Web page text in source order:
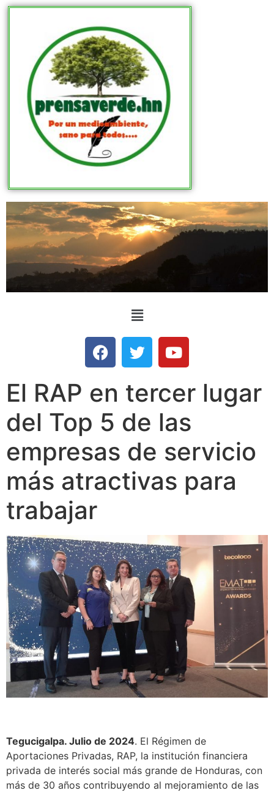
El RAP en tercer lugar
del Top 5 de las
empresas de servicio
más atractivas para
trabajar
Tegucigalpa. Julio de 2024. El Régimen de
Aportaciones Privadas, RAP, la institución financiera
privada de interés social más grande de Honduras, con
más de 30 años contribuyendo al mejoramiento de las